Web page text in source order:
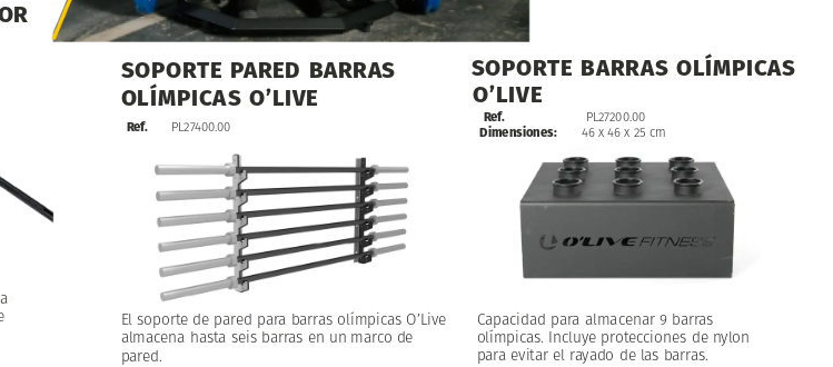
SOPORTE PARED BARRAS
OLÍMPICAS O’LIVE
Ref. PL27400.00
El soporte de pared para barras olímpicas O’Live
almacena hasta seis barras en un marco de
pared.
Capacidad para almacenar 9 barras
olímpicas. Incluye protecciones de nylon
para evitar el rayado de las barras.
SOPORTE BARRAS OLÍMPICAS
O’LIVE
Ref.
Dimensiones:
PL27200.00
46 x 46 x 25 cm